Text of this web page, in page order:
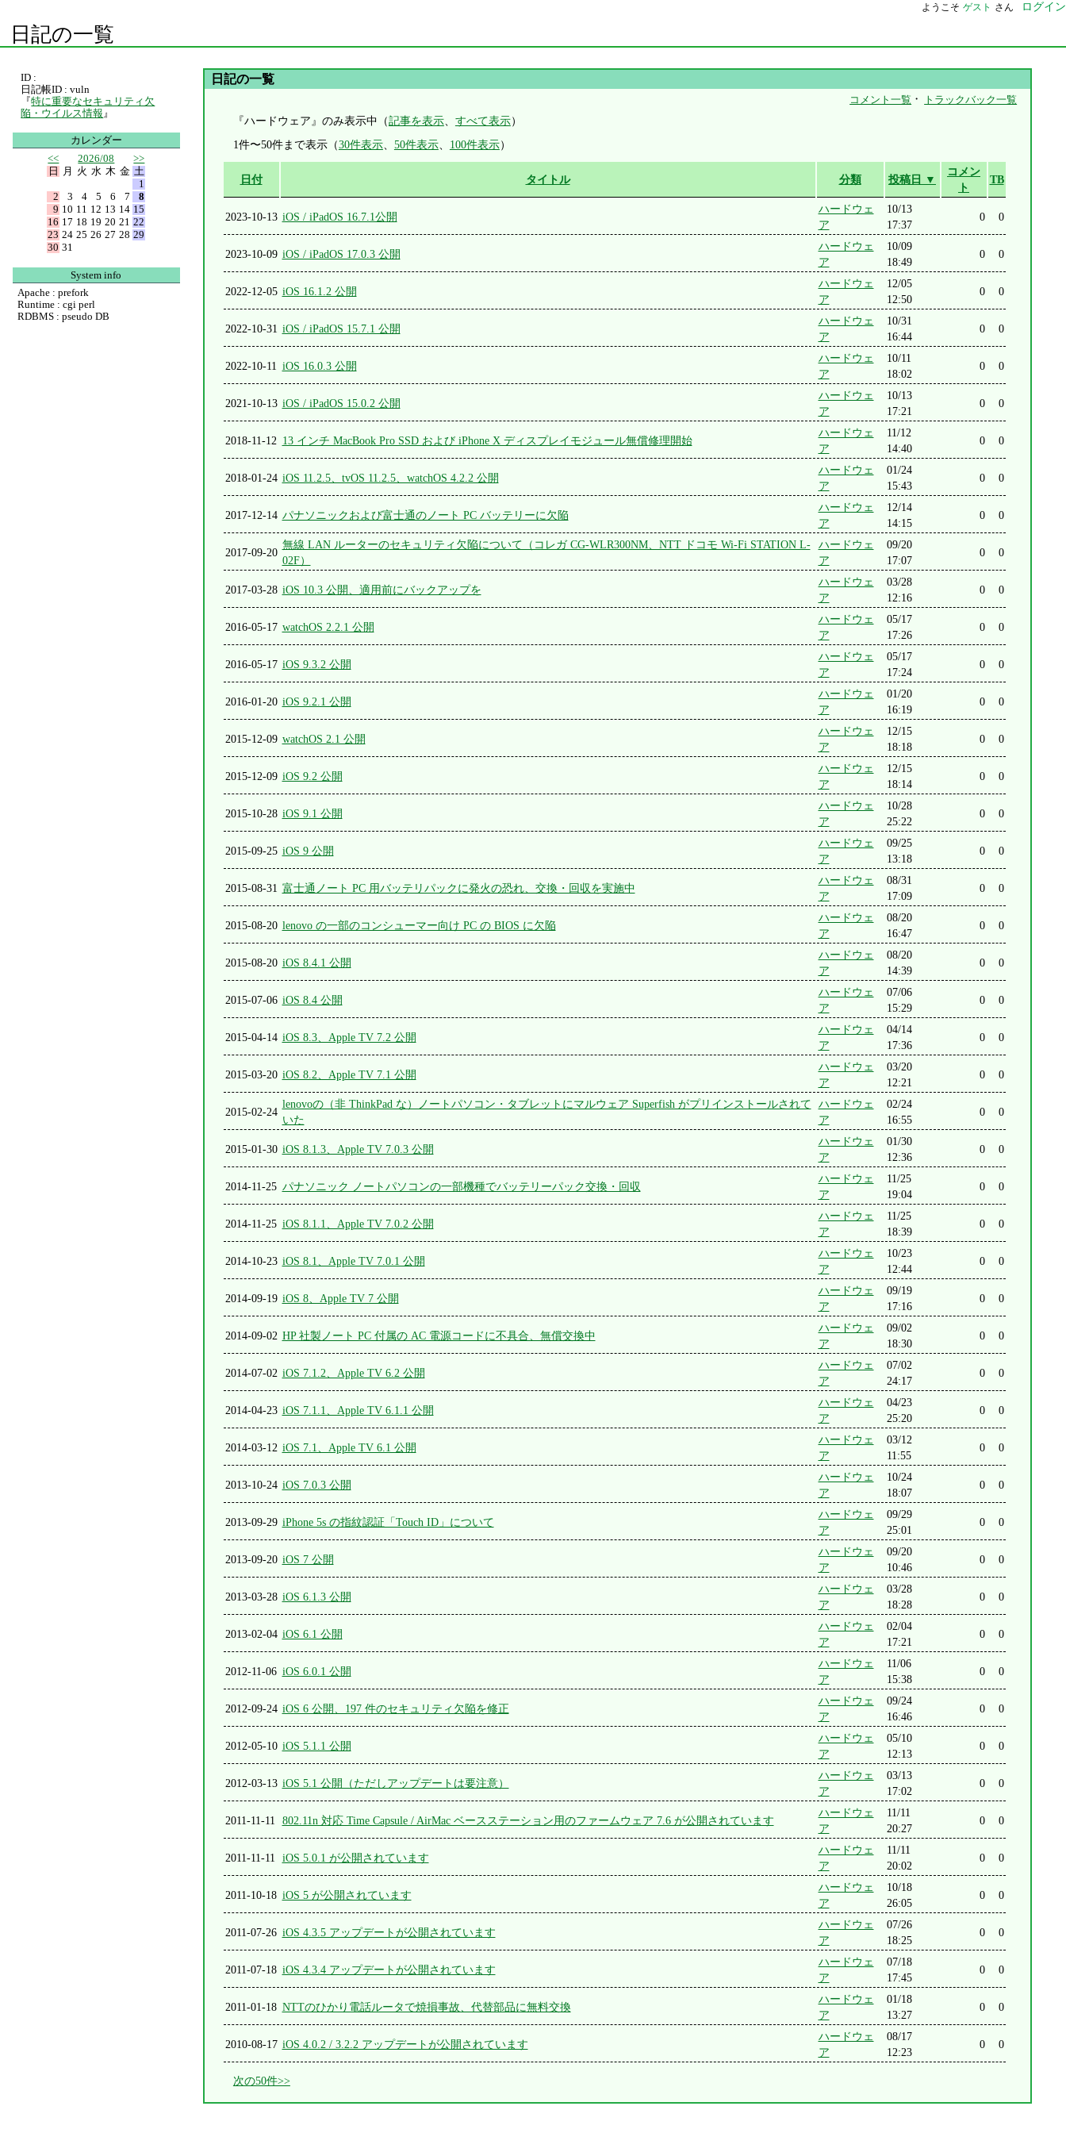
ようこそ ゲスト さん ログイン
日記の一覧
日記の一覧
コメント一覧 ・ トラックバック一覧
『ハードウェア』のみ表示中（記事を表示、 すべて表示）
1件〜50件まで表示（30件表示、 50件表示、 100件表示）
日付 タイトル 分類 投稿日 ▼
コメン
ト
TB
2023-10-13 iOS / iPadOS 16.7.1公開
ハードウェ
ア
10/13
17:37
0 0
2023-10-09 iOS / iPadOS 17.0.3 公開
ハードウェ
ア
10/09
18:49
0 0
2022-12-05 iOS 16.1.2 公開
ハードウェ
ア
12/05
12:50
0 0
2022-10-31 iOS / iPadOS 15.7.1 公開
ハードウェ
ア
10/31
16:44
0 0
2022-10-11 iOS 16.0.3 公開
ハードウェ
ア
10/11
18:02
0 0
2021-10-13 iOS / iPadOS 15.0.2 公開
ハードウェ
ア
10/13
17:21
0 0
2018-11-12 13 インチ MacBook Pro SSD および iPhone X ディスプレイモジュール無償修理開始
ハードウェ
ア
11/12
14:40
0 0
2018-01-24 iOS 11.2.5、tvOS 11.2.5、watchOS 4.2.2 公開
ハードウェ
ア
01/24
15:43
0 0
2017-12-14 パナソニックおよび富士通のノート PC バッテリーに欠陥
ハードウェ
ア
12/14
14:15
0 0
2017-09-20
無線 LAN ルーターのセキュリティ欠陥について（コレガ CG-WLR300NM、NTT ドコモ Wi-Fi STATION L-
02F）
ハードウェ
ア
09/20
17:07
0 0
2017-03-28 iOS 10.3 公開、適用前にバックアップを
ハードウェ
ア
03/28
12:16
0 0
2016-05-17 watchOS 2.2.1 公開
ハードウェ
ア
05/17
17:26
0 0
2016-05-17 iOS 9.3.2 公開
ハードウェ
ア
05/17
17:24
0 0
2016-01-20 iOS 9.2.1 公開
ハードウェ
ア
01/20
16:19
0 0
2015-12-09 watchOS 2.1 公開
ハードウェ
ア
12/15
18:18
0 0
2015-12-09 iOS 9.2 公開
ハードウェ
ア
12/15
18:14
0 0
2015-10-28 iOS 9.1 公開
ハードウェ
ア
10/28
25:22
0 0
2015-09-25 iOS 9 公開
ハードウェ
ア
09/25
13:18
0 0
2015-08-31 富士通ノート PC 用バッテリパックに発火の恐れ、交換・回収を実施中
ハードウェ
ア
08/31
17:09
0 0
2015-08-20 lenovo の一部のコンシューマー向け PC の BIOS に欠陥
ハードウェ
ア
08/20
16:47
0 0
2015-08-20 iOS 8.4.1 公開
ハードウェ
ア
08/20
14:39
0 0
2015-07-06 iOS 8.4 公開
ハードウェ
ア
07/06
15:29
0 0
2015-04-14 iOS 8.3、Apple TV 7.2 公開
ハードウェ
ア
04/14
17:36
0 0
2015-03-20 iOS 8.2、Apple TV 7.1 公開
ハードウェ
ア
03/20
12:21
0 0
2015-02-24
lenovoの（非 ThinkPad な）ノートパソコン・タブレットにマルウェア Superfish がプリインストールされて
いた
ハードウェ
ア
02/24
16:55
0 0
2015-01-30 iOS 8.1.3、Apple TV 7.0.3 公開
ハードウェ
ア
01/30
12:36
0 0
2014-11-25 パナソニック ノートパソコンの一部機種でバッテリーパック交換・回収
ハードウェ
ア
11/25
19:04
0 0
2014-11-25 iOS 8.1.1、Apple TV 7.0.2 公開
ハードウェ
ア
11/25
18:39
0 0
2014-10-23 iOS 8.1、Apple TV 7.0.1 公開
ハードウェ
ア
10/23
12:44
0 0
2014-09-19 iOS 8、Apple TV 7 公開
ハードウェ
ア
09/19
17:16
0 0
2014-09-02 HP 社製ノート PC 付属の AC 電源コードに不具合、無償交換中
ハードウェ
ア
09/02
18:30
0 0
2014-07-02 iOS 7.1.2、Apple TV 6.2 公開
ハードウェ
ア
07/02
24:17
0 0
2014-04-23 iOS 7.1.1、Apple TV 6.1.1 公開
ハードウェ
ア
04/23
25:20
0 0
2014-03-12 iOS 7.1、Apple TV 6.1 公開
ハードウェ
ア
03/12
11:55
0 0
2013-10-24 iOS 7.0.3 公開
ハードウェ
ア
10/24
18:07
0 0
2013-09-29 iPhone 5s の指紋認証「Touch ID」について
ハードウェ
ア
09/29
25:01
0 0
2013-09-20 iOS 7 公開
ハードウェ
ア
09/20
10:46
0 0
2013-03-28 iOS 6.1.3 公開
ハードウェ
ア
03/28
18:28
0 0
2013-02-04 iOS 6.1 公開
ハードウェ
ア
02/04
17:21
0 0
2012-11-06 iOS 6.0.1 公開
ハードウェ
ア
11/06
15:38
0 0
2012-09-24 iOS 6 公開、197 件のセキュリティ欠陥を修正
ハードウェ
ア
09/24
16:46
0 0
2012-05-10 iOS 5.1.1 公開
ハードウェ
ア
05/10
12:13
0 0
2012-03-13 iOS 5.1 公開（ただしアップデートは要注意）
ハードウェ
ア
03/13
17:02
0 0
2011-11-11 802.11n 対応 Time Capsule / AirMac ベースステーション用のファームウェア 7.6 が公開されています
ハードウェ
ア
11/11
20:27
0 0
2011-11-11 iOS 5.0.1 が公開されています
ハードウェ
ア
11/11
20:02
0 0
2011-10-18 iOS 5 が公開されています
ハードウェ
ア
10/18
26:05
0 0
2011-07-26 iOS 4.3.5 アップデートが公開されています
ハードウェ
ア
07/26
18:25
0 0
2011-07-18 iOS 4.3.4 アップデートが公開されています
ハードウェ
ア
07/18
17:45
0 0
2011-01-18 NTTのひかり電話ルータで焼損事故、代替部品に無料交換
ハードウェ
ア
01/18
13:27
0 0
2010-08-17 iOS 4.0.2 / 3.2.2 アップデートが公開されています
ハードウェ
ア
08/17
12:23
0 0
次の50件>>
ID :
日記帳ID : vuln
『特に重要なセキュリティ欠
陥・ウイルス情報 』
カレンダー
<<
2026/08
>>
日
月 火 水 木 金 土
1
2
3 4 5 6 7
8
9 10 11 12 13 14 15
16 17 18 19 20 21 22
23 24 25 26 27 28 29
30 31
System info
Apache : prefork
Runtime : cgi perl
RDBMS : pseudo DB